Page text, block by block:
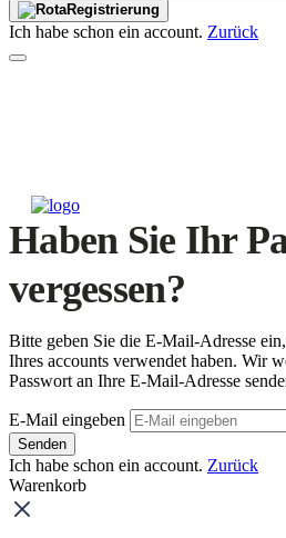
Registrierung
Ich habe schon ein account. Zurück
Haben Sie Ihr
vergessen?
Bitte geben Sie die E-Mail-Adresse
Ihres accounts verwendet haben. Wir
Passwort an Ihre E-Mail-Adresse
E-Mail eingeben
Senden
Ich habe schon ein account. Zurück
Warenkorb